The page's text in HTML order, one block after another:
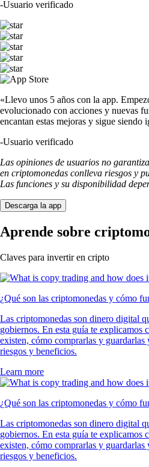
-Usuario verificado
«Llevo unos 5 años con la app.
evolucionado con acciones y nuevas
encantan estas mejoras y sigue siendo
-Usuario verificado
Las opiniones de usuarios no
en criptomonedas conlleva riesgos y
Las funciones y su disponibilidad
Descarga la app
Aprende sobre
Claves para invertir en cripto
¿Qué son las criptomonedas y cómo
Las criptomonedas son dinero digital
gobiernos. En esta guía te explicamos
existen, cómo comprarlas y guardarlas
riesgos y beneficios.
Learn more
¿Qué son las criptomonedas y cómo
Las criptomonedas son dinero digital
gobiernos. En esta guía te explicamos
existen, cómo comprarlas y guardarlas
riesgos y beneficios.